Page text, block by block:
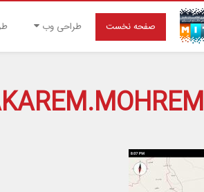
صفحه نخست طراحی وب